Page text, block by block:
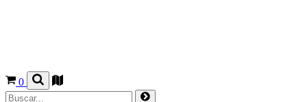
0